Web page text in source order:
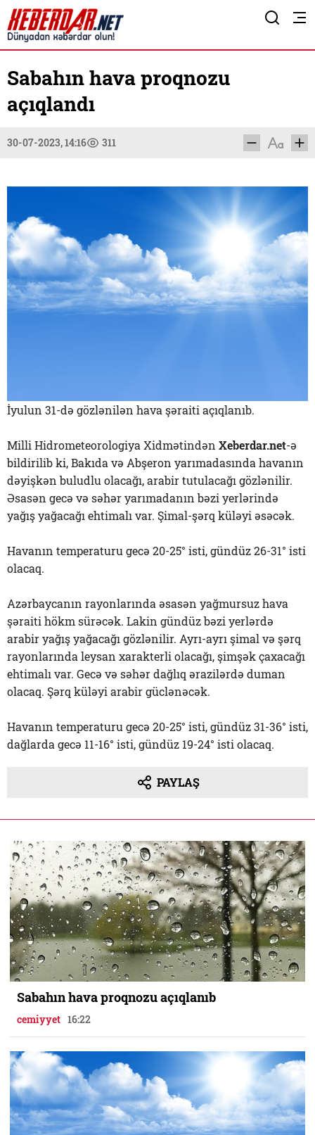
Sabahın hava proqnozu
açıqlandı
30-07-2023, 14:16 311
İyulun 31-də gözlənilən hava şəraiti açıqlanıb.
Milli Hidrometeorologiya Xidmətindən Xeberdar.net-ə
bildirilib ki, Bakıda və Abşeron yarımadasında havanın
dəyişkən buludlu olacağı, arabir tutulacağı gözlənilir.
Əsasən gecə və səhər yarımadanın bəzi yerlərində
yağış yağacağı ehtimalı var. Şimal-şərq küləyi əsəcək.
Havanın temperaturu gecə 20-25° isti, gündüz 26-31° isti
olacaq.
Azərbaycanın rayonlarında əsasən yağmursuz hava
şəraiti hökm sürəcək. Lakin gündüz bəzi yerlərdə
arabir yağış yağacağı gözlənilir. Ayrı-ayrı şimal və şərq
rayonlarında leysan xarakterli olacağı, şimşək çaxacağı
ehtimalı var. Gecə və səhər dağlıq ərazilərdə duman
olacaq. Şərq küləyi arabir güclənəcək.
Havanın temperaturu gecə 20-25° isti, gündüz 31-36° isti,
dağlarda gecə 11-16° isti, gündüz 19-24° isti olacaq.
PAYLAŞ
Sabahın hava proqnozu açıqlanıb
cemiyyet 16:22